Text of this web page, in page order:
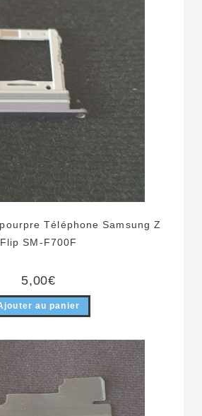
Téléphone Samsung Z
Flip SM-F700F
5,00€
au panier